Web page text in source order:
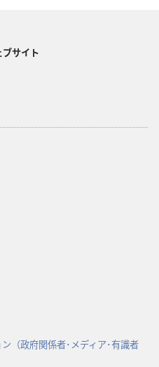
サイト
（政府関係者･メディア･有識者